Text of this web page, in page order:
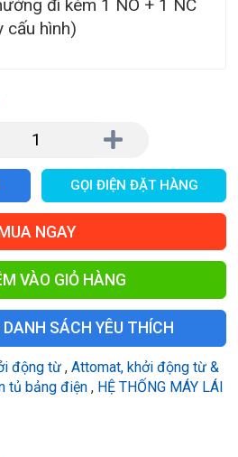
đi kèm 1 NO + 1 NC
cấu hình)
GỌI ĐIỆN ĐẶT HÀNG
NGAY
VÀO GIỎ HÀNG
SÁCH YÊU THÍCH
động từ , Attomat, khởi động từ &
tủ bảng điện , HỆ THỐNG MÁY LÁI